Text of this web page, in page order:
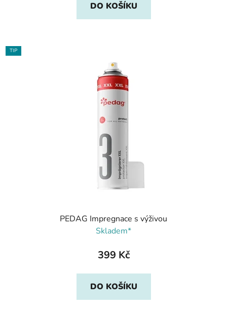
DO KOŠÍKU
TIP
PEDAG Impregnace s výživou
Skladem*
399 Kč
DO KOŠÍKU